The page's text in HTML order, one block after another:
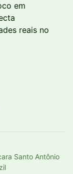
em
reais no
Santo Antônio